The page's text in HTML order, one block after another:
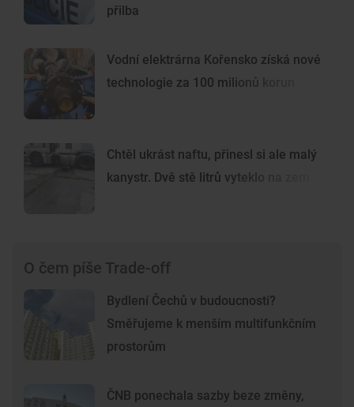
přilba
Vodní elektrárna Kořensko získá nové
technologie za 100 milionů korun
Chtěl ukrást naftu, přinesl si ale malý
kanystr. Dvě stě litrů vyteklo na zem
O čem píše Trade-off
Bydlení Čechů v budoucnosti?
Směřujeme k menším multifunkčním
prostorům
ČNB ponechala sazby beze změny,